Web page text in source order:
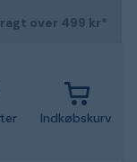
over 499 kr*
Indkøbskurv